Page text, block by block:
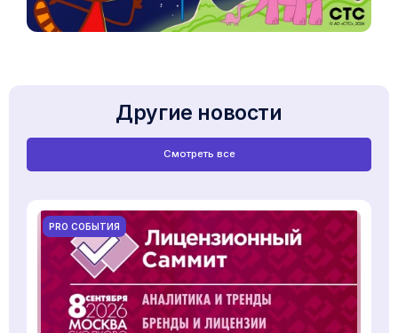
Другие новости
Смотреть все
PRO СОБЫТИЯ